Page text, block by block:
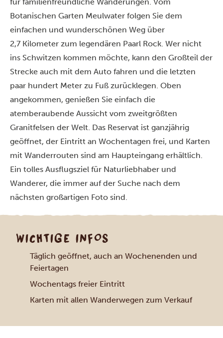
Botanischen Garten Meulwater folgen Sie dem
einfachen und wunderschönen Weg über
2,7 Kilometer zum legendären Paarl Rock. Wer nicht
ins Schwitzen kommen möchte, kann den Großteil der
Strecke auch mit dem Auto fahren und die letzten
paar hundert Meter zu Fuß zurücklegen. Oben
angekommen, genießen Sie einfach die
atemberaubende Aussicht vom zweitgrößten
Granitfelsen der Welt. Das Reservat ist ganzjährig
geöffnet, der Eintritt an Wochentagen frei, und Karten
mit Wanderrouten sind am Haupteingang erhältlich.
Ein tolles Ausflugsziel für Naturliebhaber und
Wanderer, die immer auf der Suche nach dem
nächsten großartigen Foto sind.
WICHTIGE INFOS
Täglich geöffnet, auch an Wochenenden und
Feiertagen
Wochentags freier Eintritt
Karten mit allen Wanderwegen zum Verkauf